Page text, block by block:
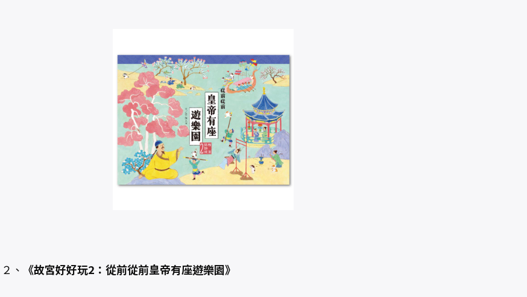
２、 《故宮好好玩2：從前從前皇帝有座遊樂園》